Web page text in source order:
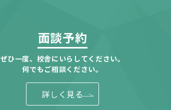
面談予約
ぜひ一度、校舎にいらしてください。
何でもご相談ください。
詳しく見る